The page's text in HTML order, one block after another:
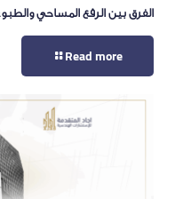
الفرق بين الرفع المساحي
Read more